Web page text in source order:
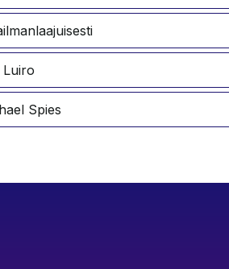
Luiro
Spies